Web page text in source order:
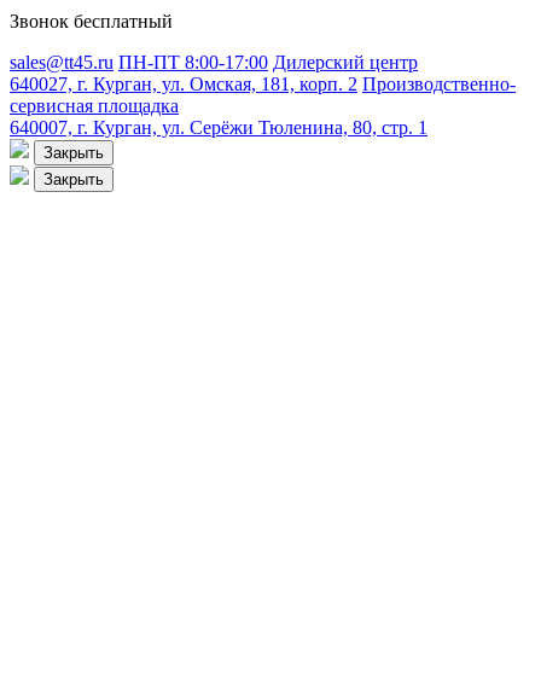
Звонок бесплатный
sales@tt45.ru ПН-ПТ 8:00-17:00 Дилерский центр
640027, г. Курган, ул. Омская, 181, корп. 2 Производственно-
сервисная площадка
640007, г. Курган, ул. Серёжи Тюленина, 80, стр. 1
Закрыть
Закрыть